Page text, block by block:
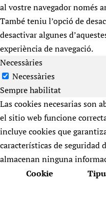
al vostre navegador només
També teniu l’opció de
desactivar algunes
experiència de navegació.
Necessàries
Necessàries
Sempre habilitat
Las cookies necesarias son
el sitio web funcione
incluye cookies que
características de seguridad
almacenan ninguna
Cookie